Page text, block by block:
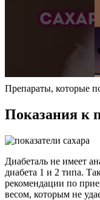
Препараты, которые
Показания к
Диабеталь не имеет
диабета 1 и 2 типа.
рекомендации по
весом, которым не